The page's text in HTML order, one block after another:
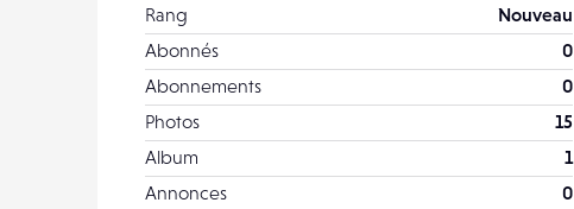
Rang
Nouveau
Abonnés
0
Abonnements
0
Photos
15
Album
1
Annonces
0